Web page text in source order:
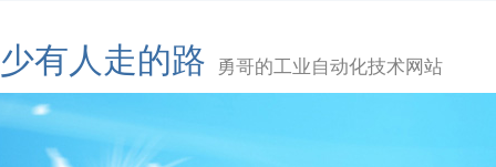
少有人走的路 勇哥的工业自动化技术网站